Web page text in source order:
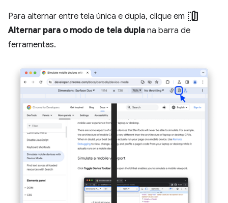
Para alternar entre tela única e dupla, clique em devices_fold
Alternar para o modo de tela dupla na barra de
ferramentas.